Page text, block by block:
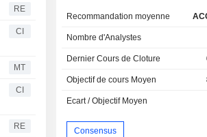
RE
CI
MT
CI
RE
Recommandation moyenne
Nombre d'Analystes
Dernier Cours de Cloture
Objectif de cours Moyen
Ecart / Objectif Moyen
Consensus